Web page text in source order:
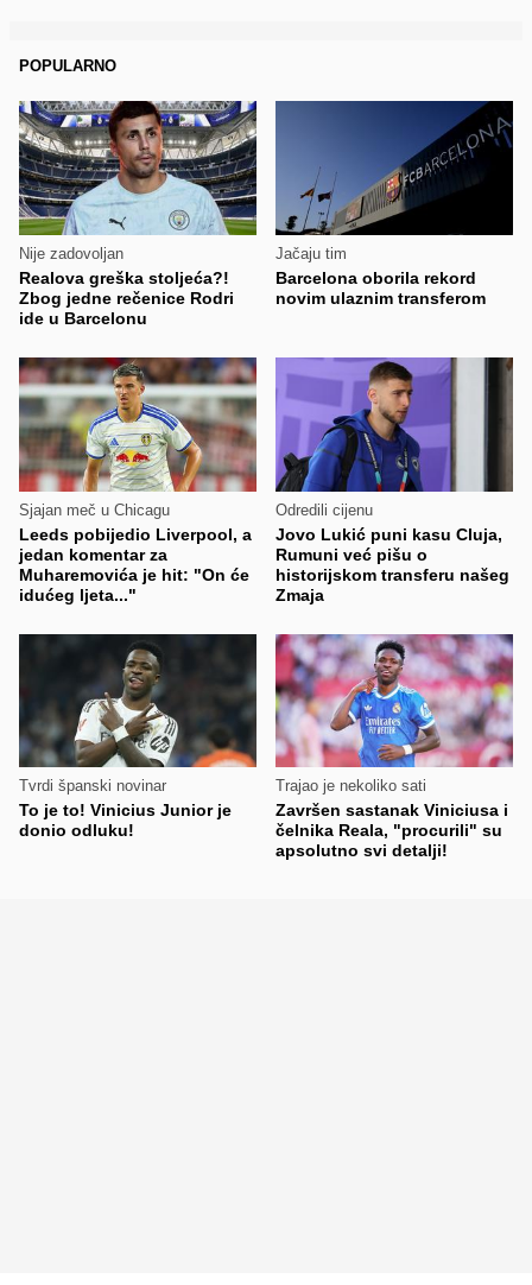
POPULARNO
Nije zadovoljan
Realova greška stoljeća?!
Zbog jedne rečenice Rodri
ide u Barcelonu
Jačaju tim
Barcelona oborila rekord
novim ulaznim transferom
Sjajan meč u Chicagu
Leeds pobijedio Liverpool, a
jedan komentar za
Muharemovića je hit: "On će
idućeg ljeta..."
Odredili cijenu
Jovo Lukić puni kasu Cluja,
Rumuni već pišu o
historijskom transferu našeg
Zmaja
Tvrdi španski novinar
To je to! Vinicius Junior je
donio odluku!
Trajao je nekoliko sati
Završen sastanak Viniciusa i
čelnika Reala, "procurili" su
apsolutno svi detalji!